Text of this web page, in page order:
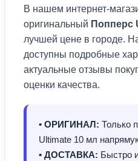
В нашем интернет-
оригинальный Попперс
лучшей цене в городе.
доступны подробные
актуальные отзывы
оценки качества.
• ОРИГИНАЛ: Только
Ultimate 10 мл
• ДОСТАВКА: Быстро